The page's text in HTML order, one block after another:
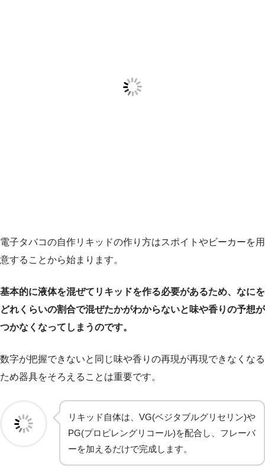
電子タバコの自作リキッドの作り方はスポイトやビーカーを用
意することから始まります。
基本的に液体を混ぜてリキッドを作る必要があるため、なにを
どれくらいの割合で混ぜたかがわからないと味や香りの予想が
つかなくなってしまうのです。
数字が把握できないと同じ味や香りの再現が再現できなくなる
ため器具をそろえることは重要です。
リキッド自体は、VG(ベジタブルグリセリン)や
PG(プロピレングリコール)を配合し、フレーバ
ーを加えるだけで完成します。